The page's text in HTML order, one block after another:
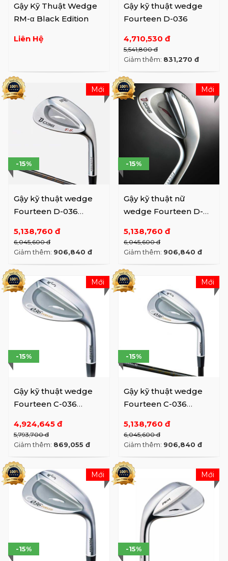
Gậy Kỹ Thuật Wedge
RM-α Black Edition
Liên Hệ
Gậy kỹ thuật wedge
Fourteen D-036
4,710,530 đ
5,541,800 đ
Giảm thêm: 831,270 đ
Gậy kỹ thuật wedge
Fourteen D-036
5,138,760 đ
6,045,600 đ
-15%
Giảm thêm: 906,840 đ
Mới
Gậy kỹ thuật nữ
wedge Fourteen D-
5,138,760 đ
6,045,600 đ
-15%
Giảm thêm: 906,840 đ
Mới
Gậy kỹ thuật wedge
Fourteen C-036
4,924,645 đ
5,793,700 đ
-15%
Giảm thêm: 869,055 đ
Mới
Gậy kỹ thuật wedge
Fourteen C-036
5,138,760 đ
6,045,600 đ
-15%
Giảm thêm: 906,840 đ
Mới
-15%
Mới
-15%
Mới